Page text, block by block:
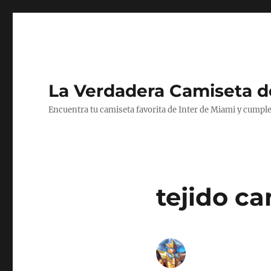
La Verdadera Camiseta
Encuentra tu camiseta favorita de Inter de Miami y
tejido